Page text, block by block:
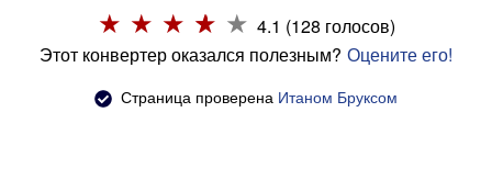
4.1 (128 голосов)
Этот конвертер оказался полезным? Оцените его!
Страница проверена Итаном Бруксом